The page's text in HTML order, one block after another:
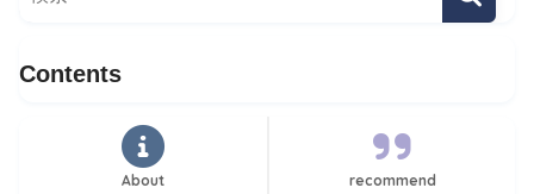
Contents
About recommend